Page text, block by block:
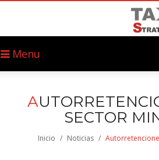
Menu
A
SECTOR
Inicio / Noticias /